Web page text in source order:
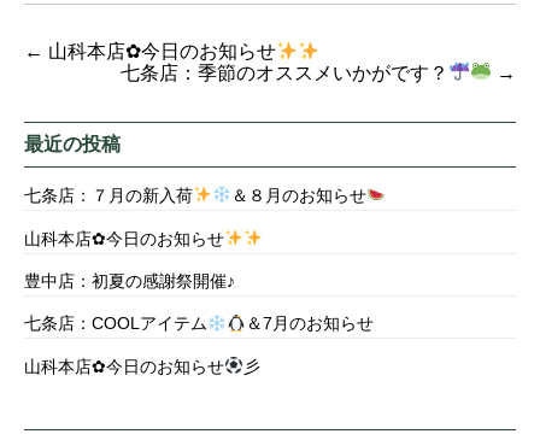
← 山科本店✿今日のお知らせ
七条店：季節のオススメいかがです？
→
最近の投稿
七条店：７月の新入荷 ＆８月のお知らせ
山科本店✿今日のお知らせ
豊中店：初夏の感謝祭開催♪
七条店：COOLアイテム ＆7月のお知らせ
山科本店✿今日のお知らせ 彡